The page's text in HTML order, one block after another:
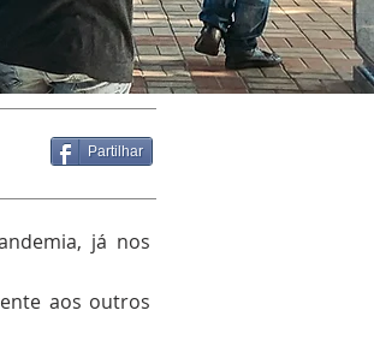
Partilhar
já nos
aos outros